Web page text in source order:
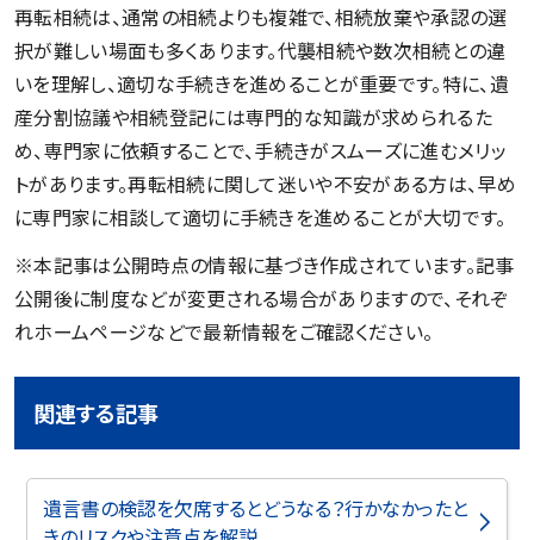
再転相続は、通常の相続よりも複雑で、相続放棄や承認の選
択が難しい場面も多くあります。代襲相続や数次相続との違
いを理解し、適切な手続きを進めることが重要です。特に、遺
産分割協議や相続登記には専門的な知識が求められるた
め、専門家に依頼することで、手続きがスムーズに進むメリッ
トがあります。再転相続に関して迷いや不安がある方は、早め
に専門家に相談して適切に手続きを進めることが大切です。
※本記事は公開時点の情報に基づき作成されています。記事
公開後に制度などが変更される場合がありますので、それぞ
れホームページなどで最新情報をご確認ください。
関連する記事
遺言書の検認を欠席するとどうなる？行かなかったと